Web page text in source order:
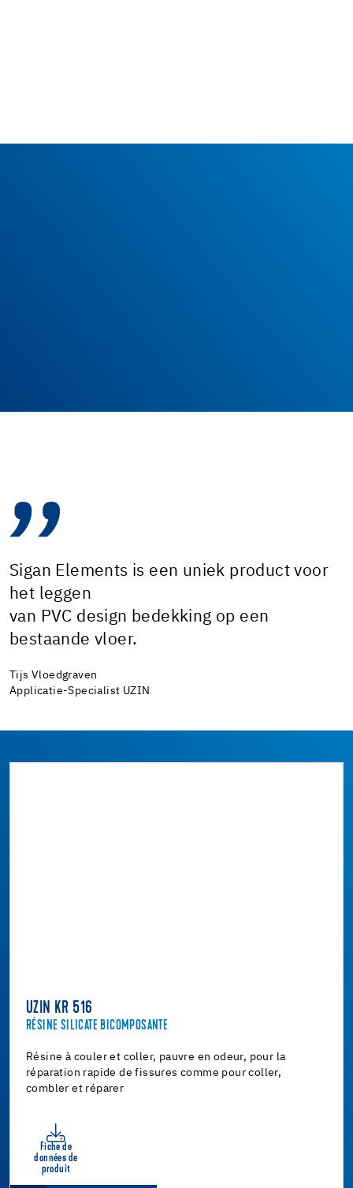
Sigan Elements is een uniek product voor
het leggen
van PVC design bedekking op een
bestaande vloer.
Tijs Vloedgraven
Applicatie-Specialist UZIN
UZIN KR 516
RÉSINE SILICATE BICOMPOSANTE
Résine à couler et coller, pauvre en odeur, pour la
réparation rapide de fissures comme pour coller,
combler et réparer
Fiche de
données de
produit